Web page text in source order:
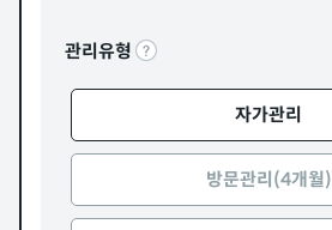
관리유형
자가관리
방문관리(4개월)